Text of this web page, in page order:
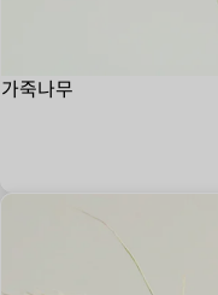
가죽나무